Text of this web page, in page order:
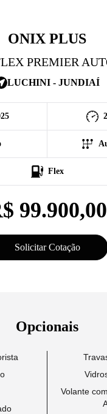
ONIX PLUS
PREMIER
LUCHINI - JUNDIAÍ
Flex
99.900,00
Solicitar Cotação
Opcionais
Volante